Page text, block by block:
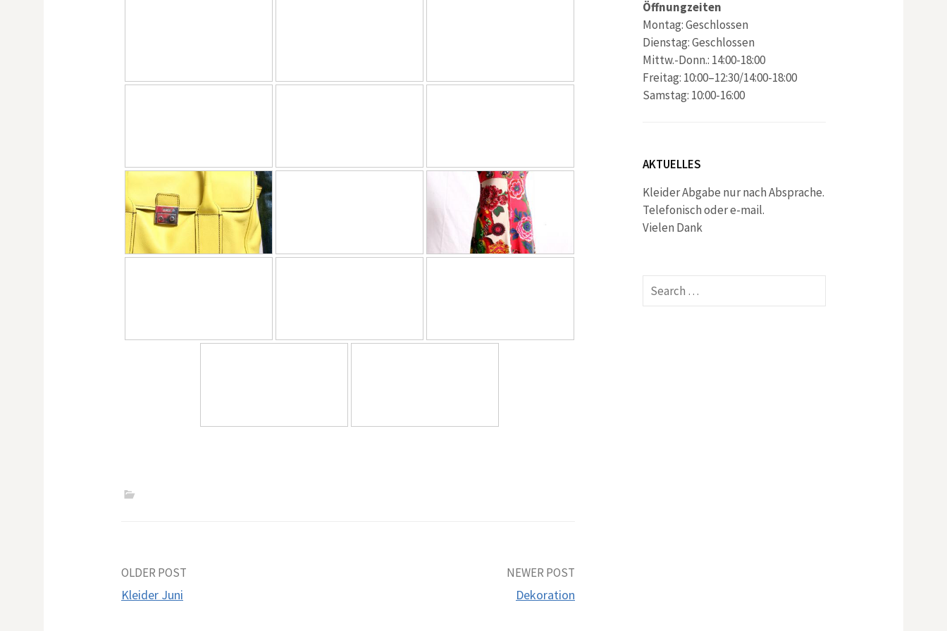
Post
OLDER POST
Kleider Juni
NEWER POST
Dekoration
Öffnungzeiten
Montag: Geschlossen
Dienstag: Geschlossen
Mittw.-Donn.: 14:00-18:00
Freitag: 10:00–12:30/14:00-18:00
Samstag: 10:00-16:00
AKTUELLES
Kleider Abgabe nur nach Absprache.
Telefonisch oder e-mail.
Vielen Dank
Search
for: